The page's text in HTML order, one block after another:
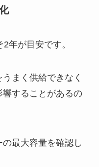
年が目安です。
まく供給できなく
することがあるの
最大容量を確認し